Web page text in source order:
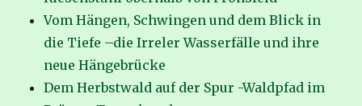
Vom Hängen, Schwingen und dem Blick in
die Tiefe –die Irreler Wasserfälle und ihre
neue Hängebrücke
Dem Herbstwald auf der Spur -Waldpfad im